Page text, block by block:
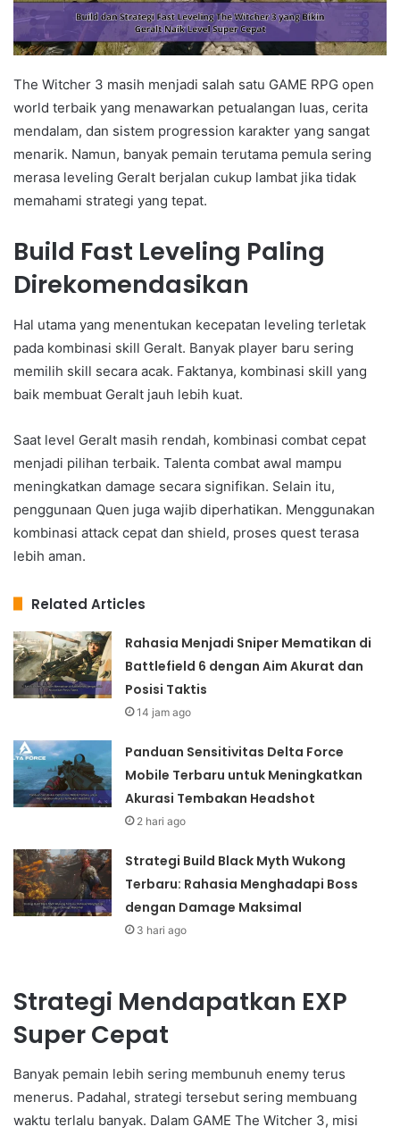
The Witcher 3 masih menjadi salah satu GAME RPG open
world terbaik yang menawarkan petualangan luas, cerita
mendalam, dan sistem progression karakter yang sangat
menarik. Namun, banyak pemain terutama pemula sering
merasa leveling Geralt berjalan cukup lambat jika tidak
memahami strategi yang tepat.
Build Fast Leveling Paling
Direkomendasikan
Hal utama yang menentukan kecepatan leveling terletak
pada kombinasi skill Geralt. Banyak player baru sering
memilih skill secara acak. Faktanya, kombinasi skill yang
baik membuat Geralt jauh lebih kuat.
Saat level Geralt masih rendah, kombinasi combat cepat
menjadi pilihan terbaik. Talenta combat awal mampu
meningkatkan damage secara signifikan. Selain itu,
penggunaan Quen juga wajib diperhatikan. Menggunakan
kombinasi attack cepat dan shield, proses quest terasa
lebih aman.
Related Articles
Rahasia Menjadi Sniper Mematikan di
Battlefield 6 dengan Aim Akurat dan
Posisi Taktis
14 jam ago
Panduan Sensitivitas Delta Force
Mobile Terbaru untuk Meningkatkan
Akurasi Tembakan Headshot
2 hari ago
Strategi Build Black Myth Wukong
Terbaru: Rahasia Menghadapi Boss
dengan Damage Maksimal
3 hari ago
Strategi Mendapatkan EXP
Super Cepat
Banyak pemain lebih sering membunuh enemy terus
menerus. Padahal, strategi tersebut sering membuang
waktu terlalu banyak. Dalam GAME The Witcher 3, misi